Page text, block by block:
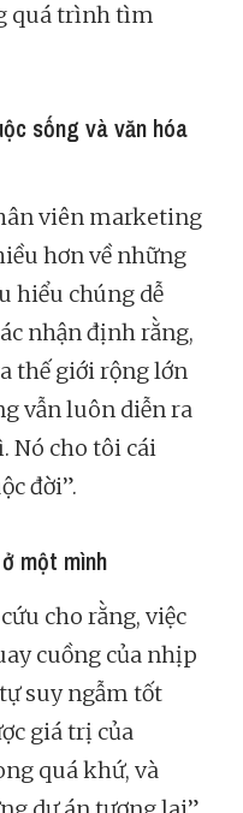
quá trình tìm
sống và văn hóa
viên marketing
hơn về những
hiểu chúng dễ
nhận định rằng,
thế giới rộng lớn
vẫn luôn diễn ra
Nó cho tôi cái
đời”.
một mình
cho rằng, việc
cuồng của nhịp
suy ngẫm tốt
giá trị của
quá khứ, và